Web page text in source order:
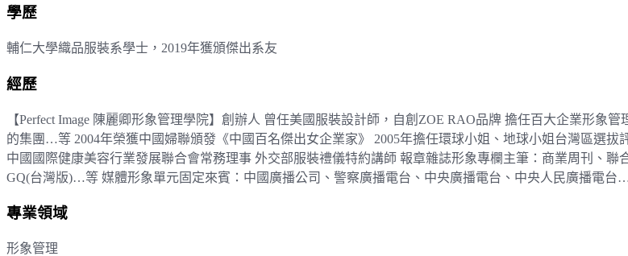
學歷
輔仁大學織品服裝系學士，2019年獲頒傑出系友
經歷
【Perfect Image 陳麗卿形象管理學院】創辦人 曾任美國服裝設計師，自創ZOE RAO品牌 擔任百大企業形
的集團…等 2004年榮獲中國婦聯頒發《中國百名傑出女企業家》 2005年擔任環球小姐、地球小姐台灣區選拔
中國國際健康美容行業發展聯合會常務理事 外交部服裝禮儀特約講師 報章雜誌形象專欄主筆：商業周刊、聯
GQ(台灣版)…等 媒體形象單元固定來賓：中國廣播公司、警察廣播電台、中央廣播電台、中央人民廣播電台
專業領域
形象管理